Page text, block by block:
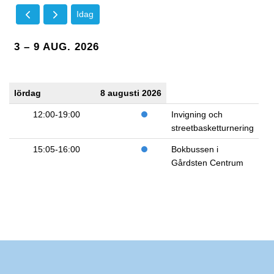
Idag
3 – 9 AUG. 2026
lördag 8 augusti 2026
12:00-19:00
Invigning och
streetbasketturnering
15:05-16:00
Bokbussen i
Gårdsten Centrum